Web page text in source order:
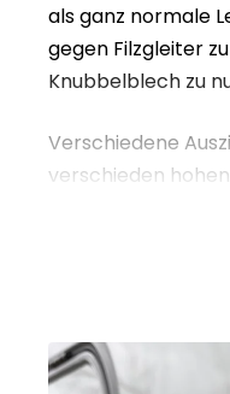
als ganz normale
gegen Filzgleiter
Knubbelblech zu
Verschiedene
verschieden
Der
2 Stck.
Unterlagen für